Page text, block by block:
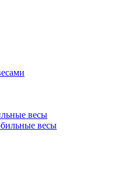
весы
весы